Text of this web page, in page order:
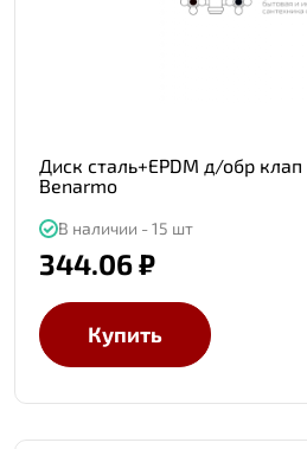
Диск сталь+EPDM д/обр
Benarmo
В наличии - 15 шт
344.06 ₽
Купить